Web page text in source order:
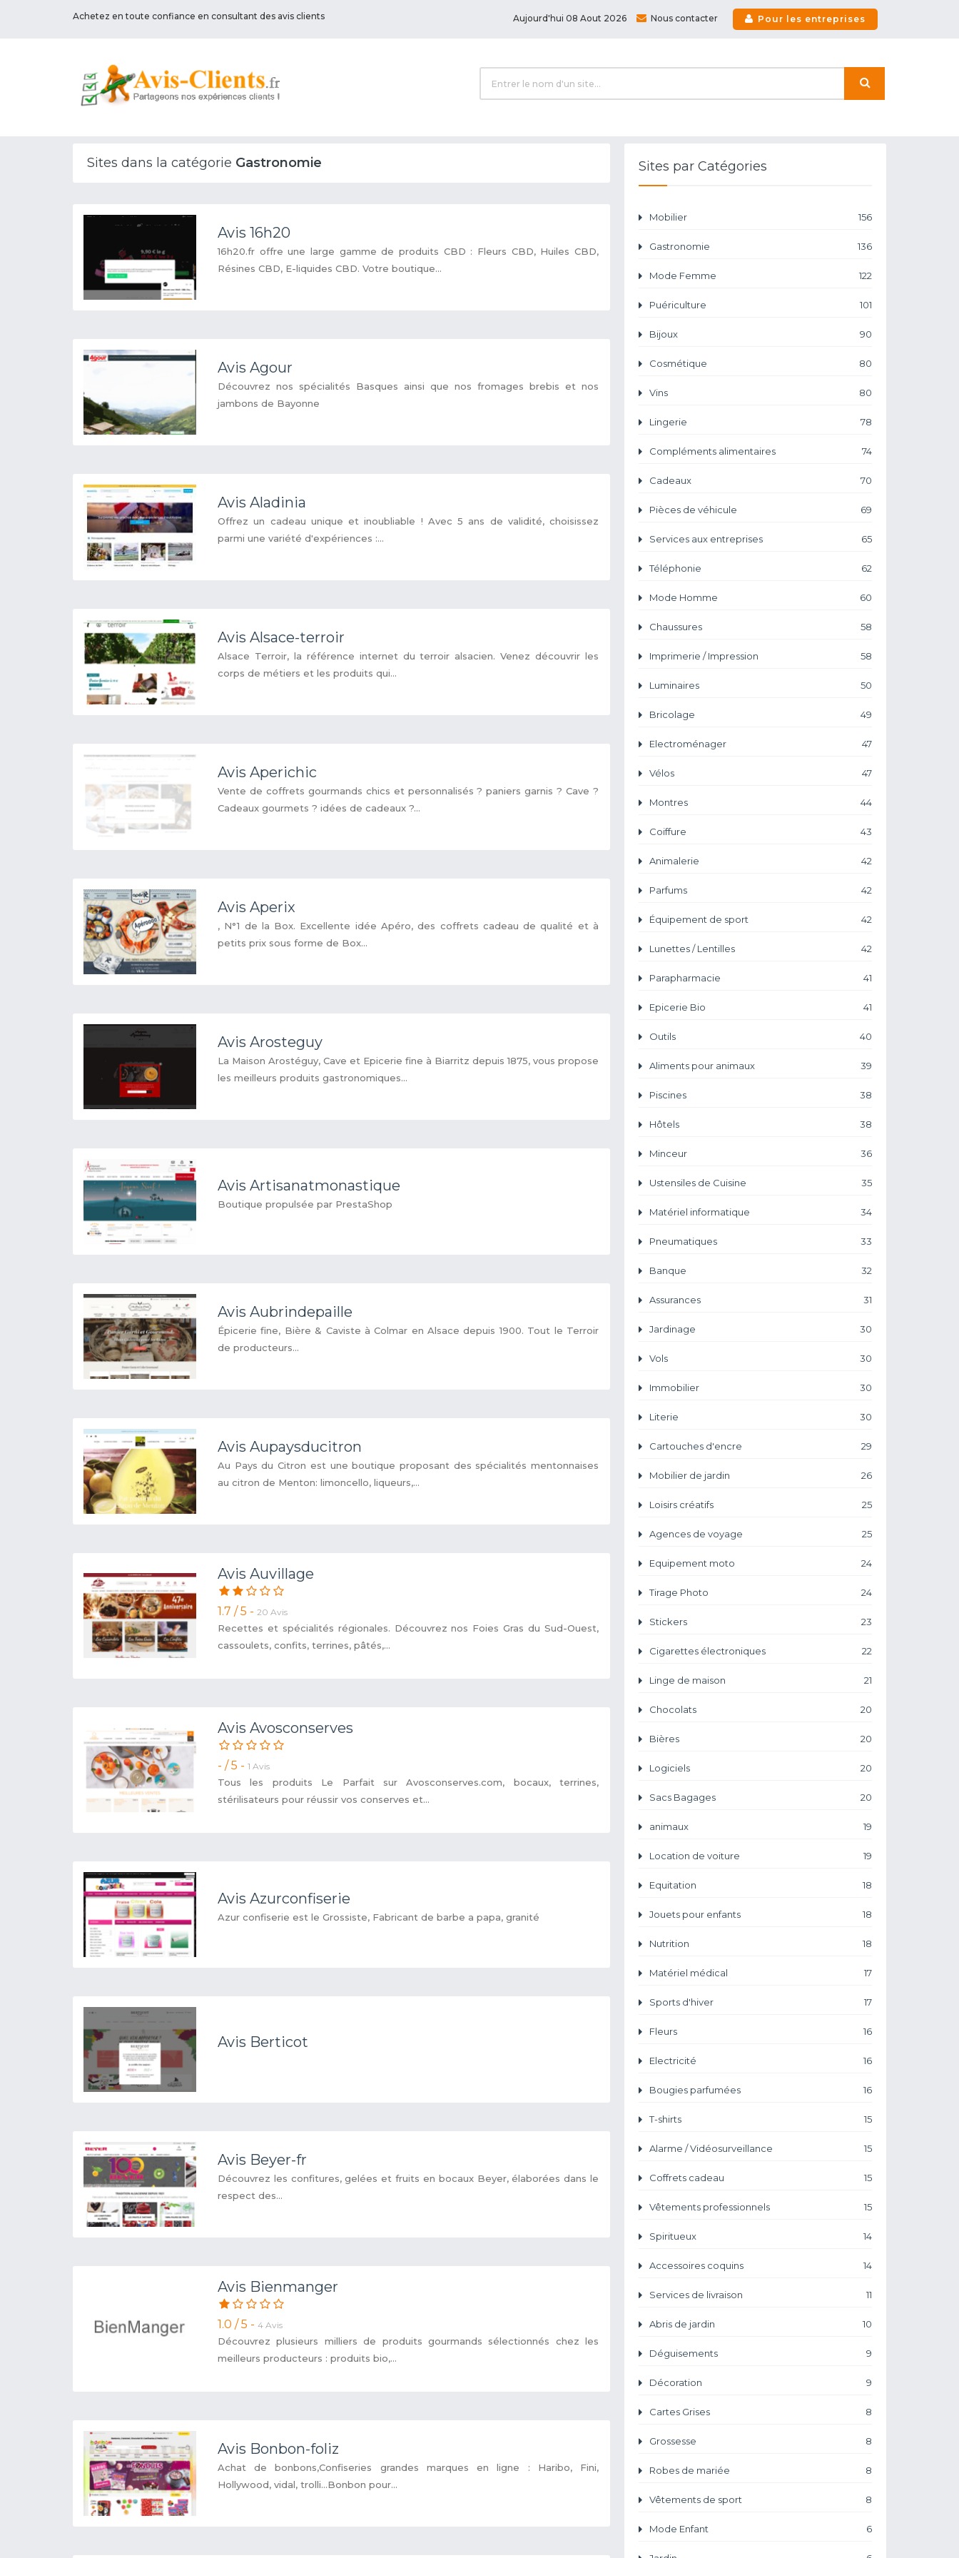
Achetez en toute confiance en consultant des avis clients Aujourd'hui 08 Aout 2026 Nous contacter Pour les entreprises
Sites dans la catégorie Gastronomie
Avis 16h20
16h20.fr offre une large gamme de produits CBD : Fleurs CBD, Huiles CBD,
Résines CBD, E-liquides CBD. Votre boutique...
Avis Agour
Découvrez nos spécialités Basques ainsi que nos fromages brebis et nos
jambons de Bayonne
Avis Aladinia
Offrez un cadeau unique et inoubliable ! Avec 5 ans de validité, choisissez
parmi une variété d'expériences :...
Avis Alsace-terroir
Alsace Terroir, la référence internet du terroir alsacien. Venez découvrir les
corps de métiers et les produits qui...
Avis Aperichic
Vente de coffrets gourmands chics et personnalisés ? paniers garnis ? Cave ?
Cadeaux gourmets ? idées de cadeaux ?...
Avis Aperix
, N°1 de la Box. Excellente idée Apéro, des coffrets cadeau de qualité et à
petits prix sous forme de Box...
Avis Arosteguy
La Maison Arostéguy, Cave et Epicerie fine à Biarritz depuis 1875, vous propose
les meilleurs produits gastronomiques...
Avis Artisanatmonastique
Boutique propulsée par PrestaShop
Avis Aubrindepaille
Épicerie fine, Bière & Caviste à Colmar en Alsace depuis 1900. Tout le Terroir
de producteurs...
Avis Aupaysducitron
Au Pays du Citron est une boutique proposant des spécialités mentonnaises
au citron de Menton: limoncello, liqueurs,...
Avis Auvillage
1.7 / 5 - 20 Avis
Recettes et spécialités régionales. Découvrez nos Foies Gras du Sud-Ouest,
cassoulets, confits, terrines, pâtés,...
Avis Avosconserves
- / 5 - 1 Avis
Tous les produits Le Parfait sur Avosconserves.com, bocaux, terrines,
stérilisateurs pour réussir vos conserves et...
Avis Azurconfiserie
Azur confiserie est le Grossiste, Fabricant de barbe a papa, granité
Avis Berticot
Avis Beyer-fr
Découvrez les confitures, gelées et fruits en bocaux Beyer, élaborées dans le
respect des...
Avis Bienmanger
1.0 / 5 - 4 Avis
Découvrez plusieurs milliers de produits gourmands sélectionnés chez les
meilleurs producteurs : produits bio,...
Avis Bonbon-foliz
Achat de bonbons,Confiseries grandes marques en ligne : Haribo, Fini,
Hollywood, vidal, trolli…Bonbon pour...
Sites par Catégories
Mobilier 156
Gastronomie 136
Mode Femme 122
Puériculture 101
Bijoux 90
Cosmétique 80
Vins 80
Lingerie 78
Compléments alimentaires 74
Cadeaux 70
Pièces de véhicule 69
Services aux entreprises 65
Téléphonie 62
Mode Homme 60
Chaussures 58
Imprimerie / Impression 58
Luminaires 50
Bricolage 49
Electroménager 47
Vélos 47
Montres 44
Coiffure 43
Animalerie 42
Parfums 42
Équipement de sport 42
Lunettes / Lentilles 42
Parapharmacie 41
Epicerie Bio 41
Outils 40
Aliments pour animaux 39
Piscines 38
Hôtels 38
Minceur 36
Ustensiles de Cuisine 35
Matériel informatique 34
Pneumatiques 33
Banque 32
Assurances 31
Jardinage 30
Vols 30
Immobilier 30
Literie 30
Cartouches d'encre 29
Mobilier de jardin 26
Loisirs créatifs 25
Agences de voyage 25
Equipement moto 24
Tirage Photo 24
Stickers 23
Cigarettes électroniques 22
Linge de maison 21
Chocolats 20
Bières 20
Logiciels 20
Sacs Bagages 20
animaux 19
Location de voiture 19
Equitation 18
Jouets pour enfants 18
Nutrition 18
Matériel médical 17
Sports d'hiver 17
Fleurs 16
Electricité 16
Bougies parfumées 16
T-shirts 15
Alarme / Vidéosurveillance 15
Coffrets cadeau 15
Vêtements professionnels 15
Spiritueux 14
Accessoires coquins 14
Services de livraison 11
Abris de jardin 10
Déguisements 9
Décoration 9
Cartes Grises 8
Grossesse 8
Robes de mariée 8
Vêtements de sport 8
Mode Enfant 6